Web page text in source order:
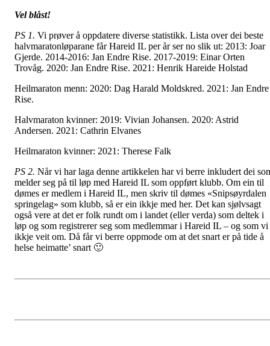
Vel blåst!
PS 1. Vi prøver å oppdatere diverse statistikk. Lista over dei beste
halvmaratonløparane får Hareid IL per år ser no slik ut: 2013: Joar
Gjerde. 2014-2016: Jan Endre Rise. 2017-2019: Einar Orten
Trovåg. 2020: Jan Endre Rise. 2021: Henrik Hareide Holstad
Heilmaraton menn: 2020: Dag Harald Moldskred. 2021: Jan Endre
Rise.
Halvmaraton kvinner: 2019: Vivian Johansen. 2020: Astrid
Andersen. 2021: Cathrin Elvanes
Heilmaraton kvinner: 2021: Therese Falk
PS 2. Når vi har laga denne artikkelen har vi berre inkludert dei
melder seg på til løp med Hareid IL som oppført klubb. Om ein til
dømes er medlem i Hareid IL, men skriv til dømes «Snipsøyrdalen
springelag» som klubb, så er ein ikkje med her. Det kan sjølvsagt
også vere at det er folk rundt om i landet (eller verda) som deltek i
løp og som registrerer seg som medlemmar i Hareid IL – og som vi
ikkje veit om. Då får vi berre oppmode om at det snart er på tide å
helse heimatte’ snart 🙂